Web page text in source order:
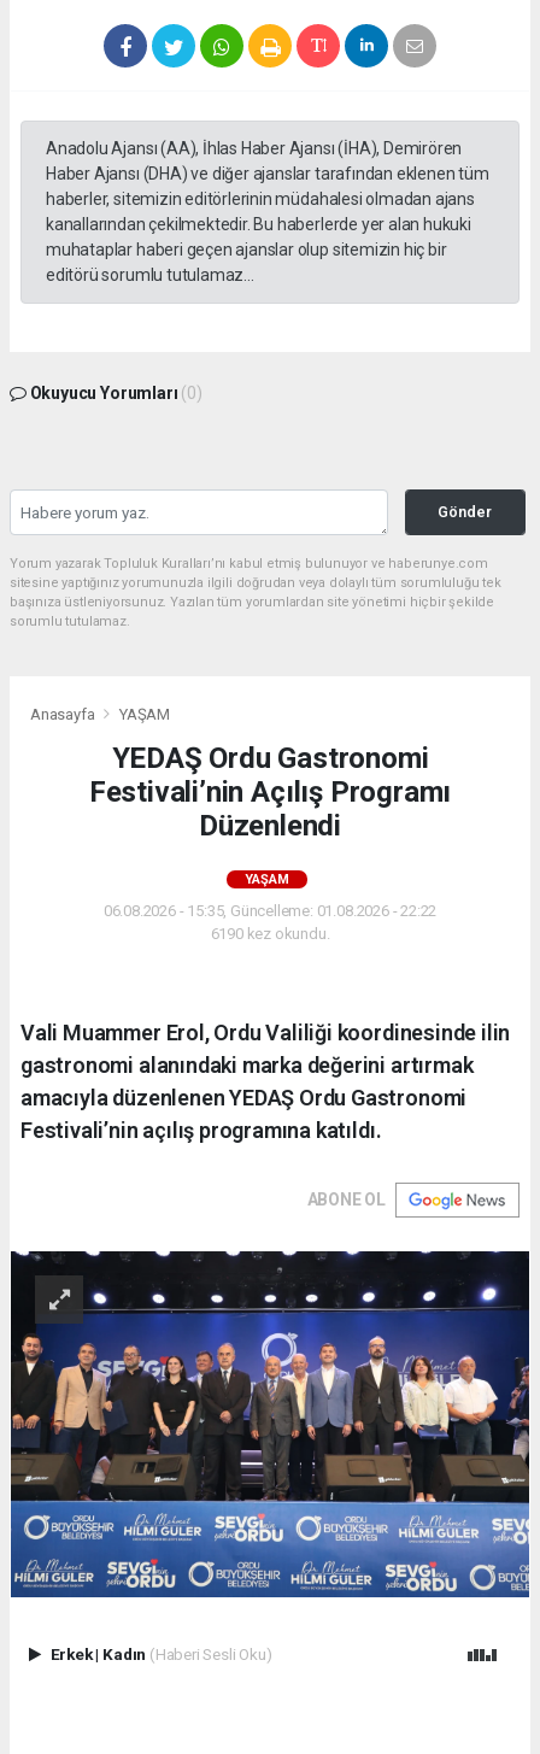
Anadolu Ajansı (AA), İhlas Haber Ajansı (İHA), Demirören
Haber Ajansı (DHA) ve diğer ajanslar tarafından eklenen tüm
haberler, sitemizin editörlerinin müdahalesi olmadan ajans
kanallarından çekilmektedir. Bu haberlerde yer alan hukuki
muhataplar haberi geçen ajanslar olup sitemizin hiç bir
editörü sorumlu tutulamaz...
Okuyucu Yorumları (0)
Gönder
Yorum yazarak Topluluk Kuralları’nı kabul etmiş bulunuyor ve haberunye.com
sitesine yaptığınız yorumunuzla ilgili doğrudan veya dolaylı tüm sorumluluğu tek
başınıza üstleniyorsunuz. Yazılan tüm yorumlardan site yönetimi hiçbir şekilde
sorumlu tutulamaz.
Anasayfa YAŞAM
YEDAŞ Ordu Gastronomi
Festivali’nin Açılış Programı
Düzenlendi
YAŞAM
06.08.2026 - 15:35, Güncelleme: 01.08.2026 - 22:22
6190 kez okundu.
Vali Muammer Erol, Ordu Valiliği koordinesinde ilin
gastronomi alanındaki marka değerini artırmak
amacıyla düzenlenen YEDAŞ Ordu Gastronomi
Festivali’nin açılış programına katıldı.
ABONE OL
Erkek| Kadın (Haberi Sesli Oku)